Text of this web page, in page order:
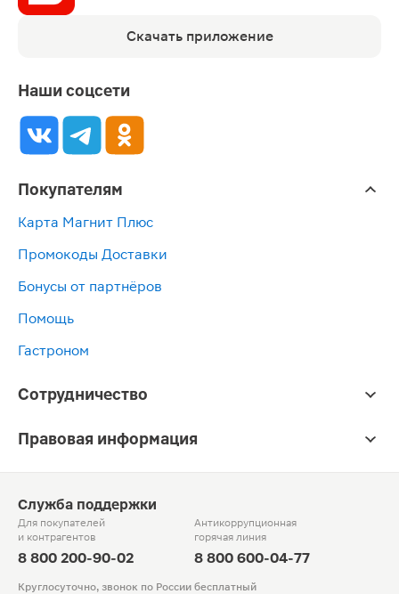
Скачать приложение
Наши соцсети
Покупателям
Карта Магнит Плюс
Промокоды Доставки
Бонусы от партнёров
Помощь
Гастроном
Сотрудничество
Правовая информация
Служба поддержки
Для покупателей
и контрагентов
8 800 200-90-02
Антикоррупционная
горячая линия
8 800 600-04-77
Круглосуточно, звонок по России бесплатный